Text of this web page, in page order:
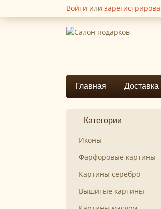
Войти или
Главная Доставка
Категории
Иконы
Фарфоровые картины
Картины серебро
Вышитые картины